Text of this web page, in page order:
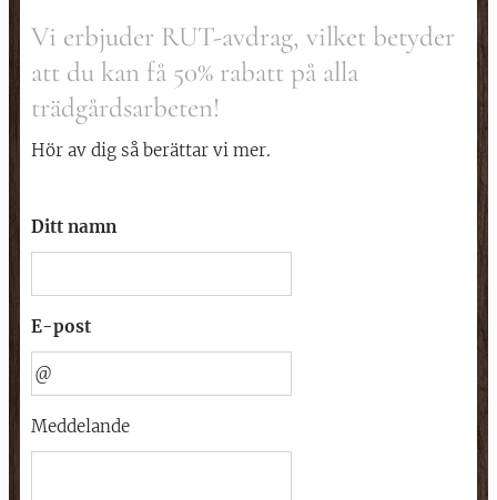
Vi erbjuder RUT-avdrag, vilket betyder
att du kan få 50% rabatt på alla
trädgårdsarbeten!
Hör av dig så berättar vi mer.
Ditt namn
E-post
Meddelande